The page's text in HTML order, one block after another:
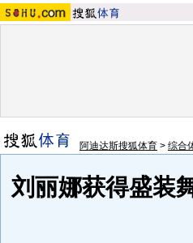
阿迪达斯搜狐体育 > 综合
刘丽娜获得盛装